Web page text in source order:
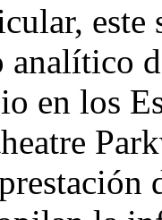
analítico
en los